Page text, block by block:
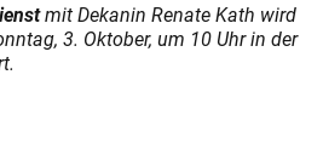
mit Dekanin Renate Kath wird
3. Oktober, um 10 Uhr in der